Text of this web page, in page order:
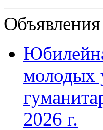
Объявления
молодых
2026 г.